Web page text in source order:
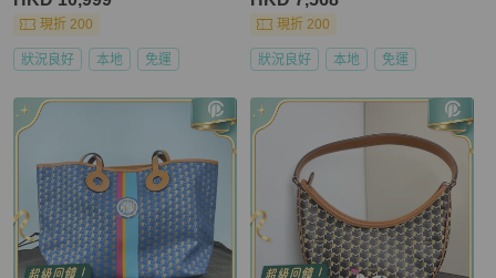
現折 200
狀況良好 本地 免運
現折 200
狀況良好 本地 免運